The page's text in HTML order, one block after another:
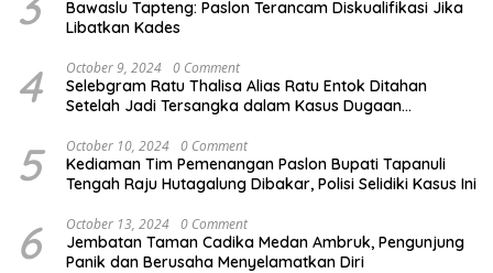
Bawaslu Tapteng: Paslon Terancam Diskualifikasi Jika
Libatkan Kades
4 October 9, 2024 0 Comment
Selebgram Ratu Thalisa Alias Ratu Entok Ditahan
Setelah Jadi Tersangka dalam Kasus Dugaan
5 October 10, 2024 0 Comment
Kediaman Tim Pemenangan Paslon Bupati Tapanuli
Tengah Raju Hutagalung Dibakar, Polisi Selidiki Kasus Ini
6 October 13, 2024 0 Comment
Jembatan Taman Cadika Medan Ambruk, Pengunjung
Panik dan Berusaha Menyelamatkan Diri